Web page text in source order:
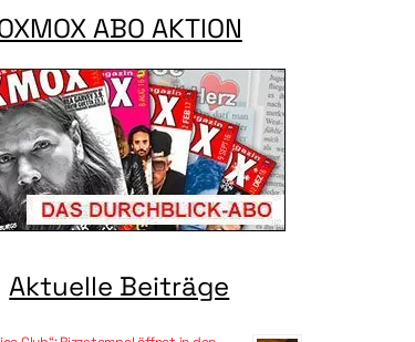
ABO AKTION
Aktuelle Beiträge